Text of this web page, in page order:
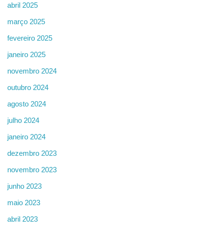
abril 2025
março 2025
fevereiro 2025
janeiro 2025
novembro 2024
outubro 2024
agosto 2024
julho 2024
janeiro 2024
dezembro 2023
novembro 2023
junho 2023
maio 2023
abril 2023